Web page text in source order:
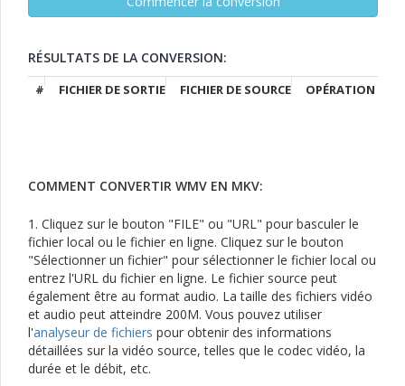
RÉSULTATS DE LA CONVERSION:
# FICHIER DE SORTIE FICHIER DE SOURCE OPÉRATION
COMMENT CONVERTIR WMV EN MKV:
1. Cliquez sur le bouton "FILE" ou "URL" pour basculer le
fichier local ou le fichier en ligne. Cliquez sur le bouton
"Sélectionner un fichier" pour sélectionner le fichier local ou
entrez l'URL du fichier en ligne. Le fichier source peut
également être au format audio. La taille des fichiers vidéo
et audio peut atteindre 200M. Vous pouvez utiliser
l'analyseur de fichiers pour obtenir des informations
détaillées sur la vidéo source, telles que le codec vidéo, la
durée et le débit, etc.